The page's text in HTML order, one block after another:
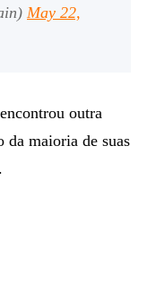
May 22,
outra
da maioria de suas